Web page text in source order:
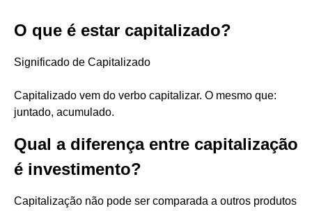
O que é estar capitalizado?
Significado de Capitalizado
Capitalizado vem do verbo capitalizar. O mesmo que:
juntado, acumulado.
Qual a diferença entre capitalização
é investimento?
Capitalização não pode ser comparada a outros produtos